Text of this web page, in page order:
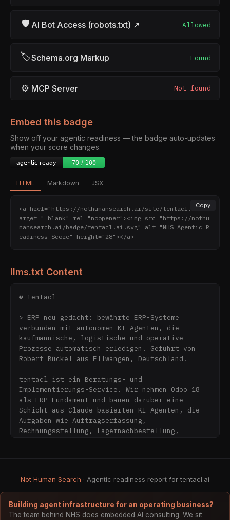
🛡 AI Bot Access (robots.txt) ↗ Allowed
🏷Schema.org Markup Found
⚙ MCP Server Not found
Embed this badge
Show off your agentic readiness — the badge auto-updates
when your score changes.
HTML Markdown JSX
Copy
<a href="https://nothumansearch.ai/site/tentacl.ai" t
arget="_blank" rel="noopener"><img src="https://nothu
mansearch.ai/badge/tentacl.ai.svg" alt="NHS Agentic R
eadiness Score" height="28"></a>
llms.txt Content
# tentacl
> ERP neu gedacht: bewährte ERP-Systeme
verbunden mit autonomen KI-Agenten, die
kaufmännische, logistische und operative
Prozesse automatisch erledigen. Geführt von
Robert Bückel aus Ellwangen, Deutschland.
tentacl ist ein Beratungs- und
Implementierungs-Service. Wir nehmen Odoo 18
als ERP-Fundament und bauen darüber eine
Schicht aus Claude-basierten KI-Agenten, die
Aufgaben wie Auftragserfassung,
Rechnungsstellung, Lagernachbestellung,
der Schweiz.
Stack: Odoo 18 (Open Source) + FastAPI Magic
Gateway + React-Frontend + Anthropic Claude
Not Human Search · Agentic readiness report for tentacl.ai
Building agent infrastructure for an operating business?
The team behind NHS does embedded AI consulting. We sit